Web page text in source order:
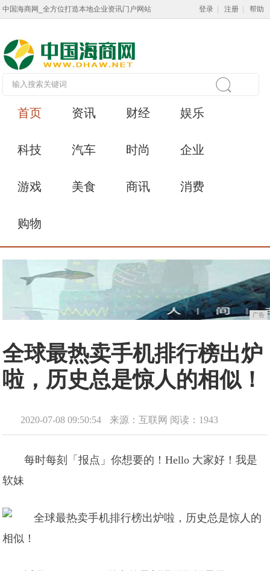
中国海商网_全方位打造本地企业资讯门户网站 登录 注册 帮助
首页 资讯 财经 娱乐
科技 汽车 时尚 企业
游戏 美食 商讯 消费
购物
广告
全球最热卖手机排行榜出炉
啦，历史总是惊人的相似！
2020-07-08 09:50:54 来源：互联网 阅读：1943
每时每刻「报点」你想要的！Hello 大家好！我是
软妹